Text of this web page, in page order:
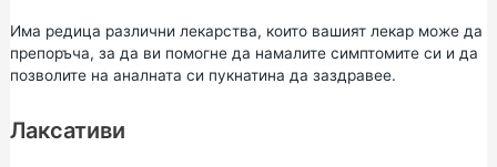
Има редица различни лекарства, които вашият лекар може да
препоръча, за да ви помогне да намалите симптомите си и да
позволите на аналната си пукнатина да заздравее.
Лаксативи